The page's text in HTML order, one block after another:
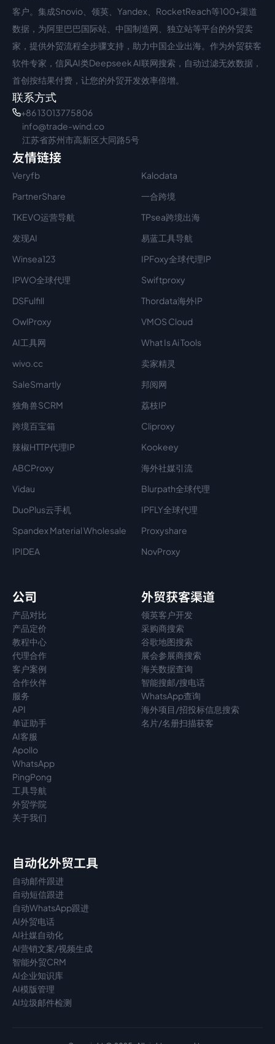
客户。集成Snovio、领英、Yandex、RocketReach等100+渠道
数据，为阿里巴巴国际站、中国制造网、独立站等平台的外贸卖
家，提供外贸流程全步骤支持，助力中国企业出海。作为外贸获客
软件专家，信风AI类Deepseek AI联网搜索，自动过滤无效数据，
首创按结果付费，让您的外贸开发效率倍增。
联系方式
+86 13013775806
info@trade-wind.co
江苏省苏州市高新区大同路5号
友情链接
Veryfb
Kalodata
PartnerShare
一合跨境
TKEVO运营导航
TPsea跨境出海
发现AI
易蓝工具导航
Winsea123
IPFoxy全球代理IP
IPWO全球代理
Swiftproxy
DSFulfill
Thordata海外IP
OwlProxy
VMOS Cloud
AI工具网
What Is Ai Tools
wivo.cc
卖家精灵
SaleSmartly
邦阅网
独角兽SCRM
荔枝IP
跨境百宝箱
Cliproxy
辣椒HTTP代理IP
Kookeey
ABCProxy
海外社媒引流
Vidau
Blurpath全球代理
DuoPlus云手机
IPFLY全球代理
Spandex Material Wholesale​
Proxyshare
IPIDEA
NovProxy
公司
产品对比
产品定价
教程中心
代理合作
客户案例
合作伙伴
服务
API
单证助手
AI客服
Apollo
WhatsApp
PingPong
工具导航
外贸学院
关于我们
外贸获客渠道
领英客户开发
采购商搜索
谷歌地图搜索
展会参展商搜索
海关数据查询
智能搜邮/搜电话
WhatsApp查询
海外项目/招投标信息搜索
名片/名册扫描获客
自动化外贸工具
自动邮件跟进
自动短信跟进
自动WhatsApp跟进
AI外贸电话
AI社媒自动化
AI营销文案/视频生成
智能外贸CRM
AI企业知识库
AI模版管理
AI垃圾邮件检测